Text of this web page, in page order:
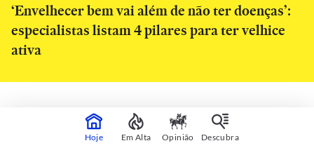
‘Envelhecer bem vai além de não ter doenças’:
especialistas listam 4 pilares para ter velhice
ativa
CONTINUA APÓS A PUBLICIDADE
Hoje Em Alta Opinião Descubra